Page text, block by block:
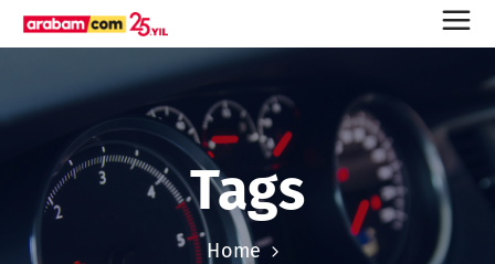
Tags
Home